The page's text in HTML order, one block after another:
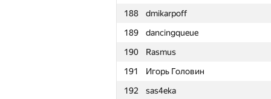
188
dmikarpoff
189
dancingqueue
190
Rasmus
191
Игорь Головин
192
sas4eka
165
gab62
166
Anton Lupanov
167
manish kumar
168
stenly75
169
mankaze